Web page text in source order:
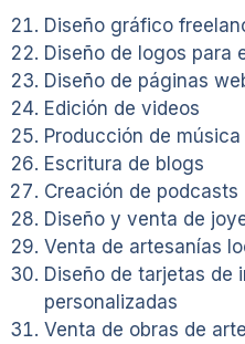
Diseño gráfico
Diseño de logos para
Diseño de páginas
Edición de videos
Producción de música
Escritura de blogs
Creación de podcasts
Diseño y venta de
Venta de artesanías
Diseño de tarjetas de
personalizadas
Venta de obras de